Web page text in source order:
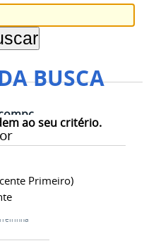
BUSCA
ao seu critério.
Primeiro)
Parintins,